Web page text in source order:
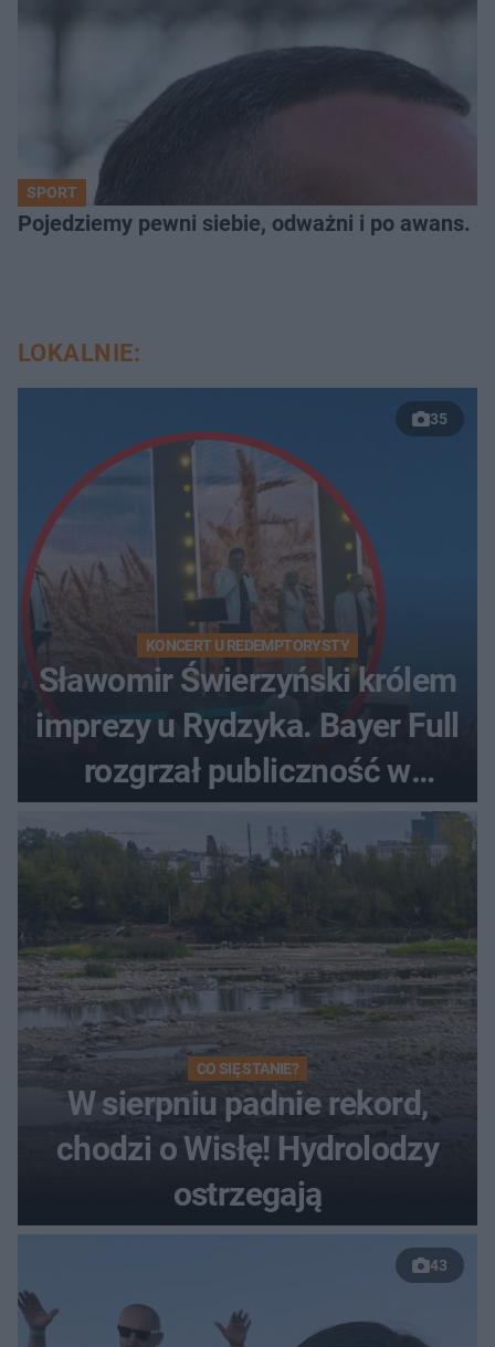
SPORT
Pojedziemy pewni siebie, odważni i po awans.
LOKALNIE:
35
KONCERT U REDEMPTORYSTY
Sławomir Świerzyński królem
imprezy u Rydzyka. Bayer Full
rozgrzał publiczność w
Toruniu
CO SIĘ STANIE?
W sierpniu padnie rekord,
chodzi o Wisłę! Hydrolodzy
ostrzegają
43